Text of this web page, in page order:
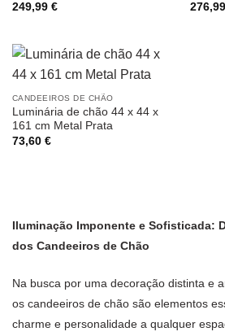
249,99 €
276,99
CANDEEIROS DE CHÃO
Luminária de chão 44 x 44 x
161 cm Metal Prata
73,60 €
Iluminação Imponente e Sofisticada:
dos Candeeiros de Chão
Na busca por uma decoração distinta e
os candeeiros de chão são elementos
charme e personalidade a qualquer